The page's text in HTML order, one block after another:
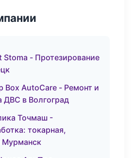
- Протезирование
Box AutoCare - Ремонт и
ДВС в Волгоград
Точмаш -
токарная,
Мурманск